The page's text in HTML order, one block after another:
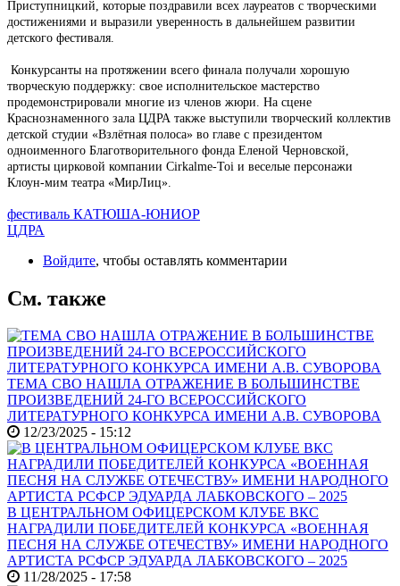
Приступницкий, которые поздравили всех лауреатов с творческими
достижениями и выразили уверенность в дальнейшем развитии
детского фестиваля.
Конкурсанты на протяжении всего финала получали хорошую
творческую поддержку: свое исполнительское мастерство
продемонстрировали многие из членов жюри. На сцене
Краснознаменного зала ЦДРА также выступили творческий коллектив
детской студии «Взлётная полоса» во главе с президентом
одноименного Благотворительного фонда Еленой Черновской,
артисты цирковой компании Cirkalme-Toi и веселые персонажи
Клоун-мим театра «МирЛиц».
фестиваль КАТЮША-ЮНИОР
ЦДРА
Войдите, чтобы оставлять комментарии
См. также
ТЕМА СВО НАШЛА ОТРАЖЕНИЕ В БОЛЬШИНСТВЕ
ПРОИЗВЕДЕНИЙ 24-ГО ВСЕРОССИЙСКОГО
ЛИТЕРАТУРНОГО КОНКУРСА ИМЕНИ А.В. СУВОРОВА
12/23/2025 - 15:12
В ЦЕНТРАЛЬНОМ ОФИЦЕРСКОМ КЛУБЕ ВКС
НАГРАДИЛИ ПОБЕДИТЕЛЕЙ КОНКУРСА «ВОЕННАЯ
ПЕСНЯ НА СЛУЖБЕ ОТЕЧЕСТВУ» ИМЕНИ НАРОДНОГО
АРТИСТА РСФСР ЭДУАРДА ЛАБКОВСКОГО – 2025
11/28/2025 - 17:58